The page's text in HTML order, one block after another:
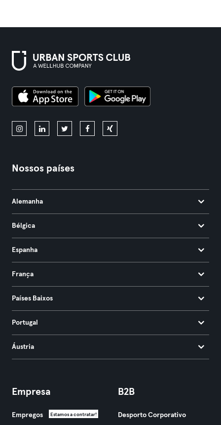
Nossos países
Alemanha
Bélgica
Espanha
França
Países Baixos
Portugal
Áustria
Empresa
Empregos Estamos a contratar!
B2B
Desporto Corporativo